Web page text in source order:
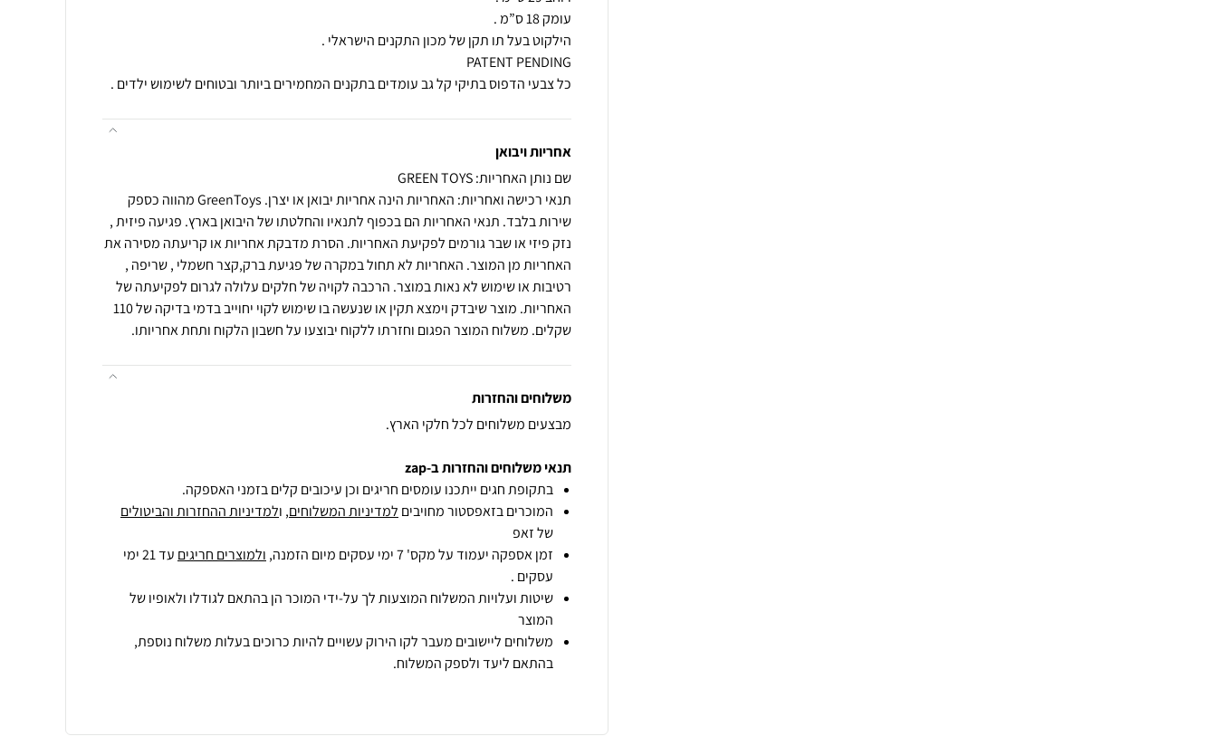
כל צבעי הדפוס בתיקי קל גב עומדים בתקנים המחמירים ביותר ובטוחים לשימוש ילדים .
אחריות ויבואן
שם נותן האחריות: GREEN TOYS
תנאי רכישה ואחריות: האחריות הינה אחריות יבואן או יצרן. GreenToys מהווה כספק
שירות בלבד. תנאי האחריות הם בכפוף לתנאיו והחלטתו של היבואן בארץ. פגיעה פיזית ,
נזק פיזי או שבר גורמים לפקיעת האחריות. הסרת מדבקת אחריות או קריעתה מסירה את
האחריות מן המוצר. האחריות לא תחול במקרה של פגיעת ברק,קצר חשמלי , שריפה ,
רטיבות או שימוש לא נאות במוצר. הרכבה לקויה של חלקים עלולה לגרום לפקיעתה של
האחריות. מוצר שיבדק וימצא תקין או שנעשה בו שימוש לקוי יחוייב בדמי בדיקה של 110
שקלים. משלוח המוצר הפגום וחזרתו ללקוח יבוצעו על חשבון הלקוח ותחת אחריותו.
משלוחים והחזרות
מבצעים משלוחים לכל חלקי הארץ.
תנאי משלוחים והחזרות ב-zap
בתקופת חגים ייתכנו עומסים חריגים וכן עיכובים קלים בזמני האספקה.
המוכרים בזאפסטור מחויבים למדיניות המשלוחים, ולמדיניות ההחזרות והביטולים
של זאפ
זמן אספקה יעמוד על מקס' 7 ימי עסקים מיום הזמנה,
ולמוצרים חריגים
עד 21 ימי
עסקים .
שיטות ועלויות המשלוח המוצעות לך על-ידי המוכר הן בהתאם לגודלו ולאופיו של
המוצר
משלוחים ליישובים מעבר לקו הירוק עשויים להיות כרוכים בעלות משלוח נוספת,
בהתאם ליעד ולספק המשלוח.